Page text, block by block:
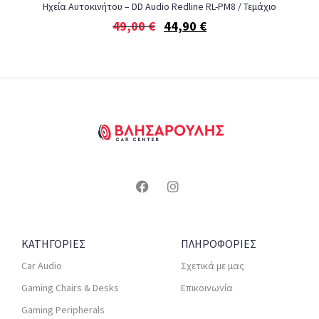
Ηχεία Αυτοκινήτου – DD Audio Redline RL-PM8 / Τεμάχιο
49,00€ 44,90 €
ΚΑΤΗΓΟΡΙΕΣ
Car Audio
Gaming Chairs & Desks
Gaming Peripherals
ΠΛΗΡΟΦΟΡΙΕΣ
Σχετικά με μας
Επικοινωνία